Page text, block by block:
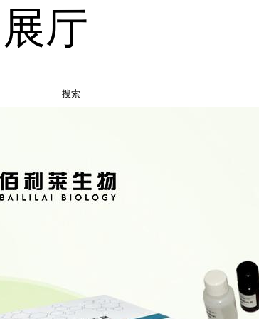
厅
搜索